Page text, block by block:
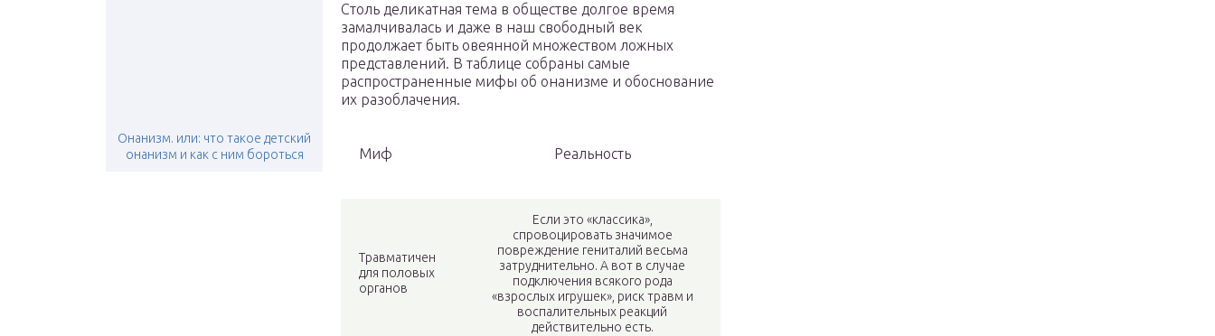
Онанизм. или: что такое детский
онанизм и как с ним бороться
Столь деликатная тема в обществе долгое время
замалчивалась и даже в наш свободный век
продолжает быть овеянной множеством ложных
представлений. В таблице собраны самые
распространенные мифы об онанизме и обоснование
их разоблачения.
Миф Реальность
Травматичен
для половых
органов
Если это «классика»,
спровоцировать значимое
повреждение гениталий весьма
затруднительно. А вот в случае
подключения всякого рода
«взрослых игрушек», риск травм и
воспалительных реакций
действительно есть.